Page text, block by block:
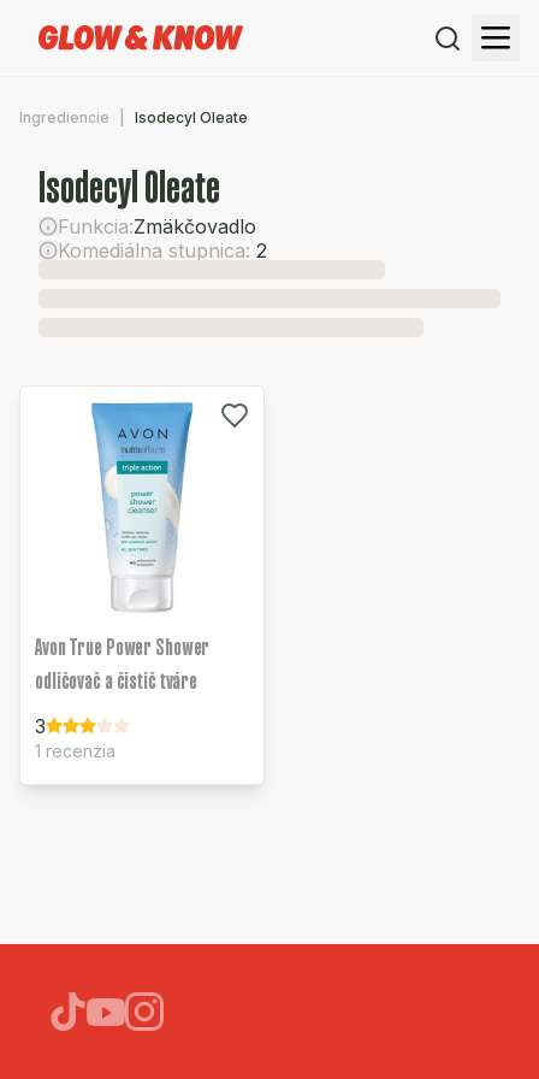
Ingrediencie Isodecyl Oleate
Isodecyl Oleate
Funkcia:Zmäkčovadlo
Komediálna stupnica: 2
Avon True Power Shower
odličovač a čistič tváre
3
1 recenzia